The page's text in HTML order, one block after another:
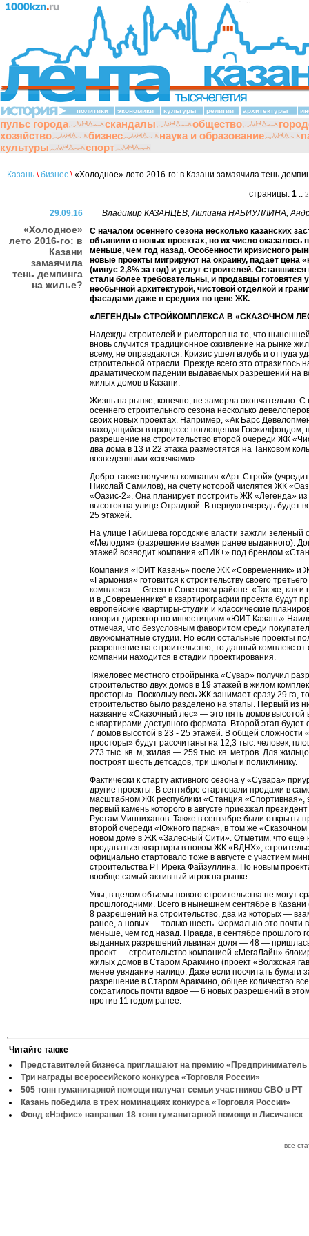
политики экономики культуры религии архитектуры
пульс города скандалы общество
хозяйство
бизнес наука и образование
культуры
спорт
Казань \ бизнес \«Холодное» лето 2016-го: в Казани замаячила тень
страницы: 1 :: 2
29.09.16
«Холодное»
лето 2016-го: в
Казани
замаячила
тень демпинга
на жилье?
Владимир КАЗАНЦЕВ, Лилиана НАБИУЛЛИНА,
С началом осеннего сезона несколько казанских
объявили о новых проектах, но их число оказалось
меньше, чем год назад. Особенности кризисного
новые проекты мигрируют на окраину, падает цена
(минус 2,8% за год) и услуг строителей. Оставшиеся
стали более требовательны, и продавцы готовятся
необычной архитектурой, чистовой отделкой и
фасадами даже в средних по цене ЖК.
«ЛЕГЕНДЫ» СТРОЙКОМПЛЕКСА В «СКАЗОЧНОМ
Надежды строителей и риелторов на то, что
вновь случится традиционное оживление на рынке
всему, не оправдаются. Кризис ушел вглубь и оттуда
строительной отрасли. Прежде всего это отразилось
драматическом падении выдаваемых разрешений на
жилых домов в Казани.
Жизнь на рынке, конечно, не замерла окончательно. С
осеннего строительного сезона несколько
своих новых проектах. Например, «Ак Барс
находящийся в процессе поглощения Госжилфондом,
разрешение на строительство второй очереди ЖК
два дома в 13 и 22 этажа разместятся на Танковом
возведенными «свечками».
Добро также получила компания «Арт-Строй»
Николай Самилов), на счету которой числятся ЖК
«Оазис-2». Она планирует построить ЖК «Легенда»
высоток на улице Отрадной. В первую очередь будет
25 этажей.
На улице Габишева городские власти зажгли зеленый
«Мелодия» (разрешение взамен ранее выданного).
этажей возводит компания «ПИК+» под брендом
Компания «ЮИТ Казань» после ЖК «Современник» и
«Гармония» готовится к строительству своего
комплекса — Green в Советском районе. «Так же, как и
и в „Современнике“ в квартирографии проекта будут
европейские квартиры-студии и классические
говорит директор по инвестициям «ЮИТ Казань»
отмечая, что безусловным фаворитом среди
двухкомнатные студии. Но если остальные проекты
разрешение на строительство, то данный комплекс от
компании находится в стадии проектирования.
Тяжеловес местного стройрынка «Сувар» получил
строительство двух домов в 19 этажей в жилом
просторы». Поскольку весь ЖК занимает сразу 29 га,
строительство было разделено на этапы. Первый из
название «Сказочный лес» — это пять домов высотой
с квартирами доступного формата. Второй этап будет
7 домов высотой в 23 - 25 этажей. В общей сложности
просторы» будут рассчитаны на 12,3 тыс. человек,
273 тыс. кв. м, жилая — 259 тыс. кв. метров. Для
построят шесть детсадов, три школы и поликлинику.
Фактически к старту активного сезона у «Сувара»
другие проекты. В сентябре стартовали продажи в
масштабном ЖК республики «Станция «Спортивная»,
первый камень которого в августе приезжал
Рустам Минниханов. Также в сентябре были открыты
второй очереди «Южного парка», в том же «Сказочном
новом доме в ЖК «Залесный Сити». Отметим, что еще
продаваться квартиры в новом ЖК «ВДНХ»,
официально стартовало тоже в августе с участием
строительства РТ Ирека Файзуллина. По новым
вообще самый активный игрок на рынке.
Увы, в целом объемы нового строительства не могут
прошлогодними. Всего в нынешнем сентябре в
8 разрешений на строительство, два из которых —
ранее, а новых — только шесть. Формально это почти
меньше, чем год назад. Правда, в сентябре прошлого
выданных разрешений львиная доля — 48 —
проект — строительство компанией «МегаЛайн»
жилых домов в Старом Аракчино (проект «Волжская
менее увядание налицо. Даже если посчитать бумаги
разрешение в Старом Аракчино, общее количество
сократилось почти вдвое — 6 новых разрешений в
против 11 годом ранее.
Читайте также
Представителей бизнеса приглашают на премию «Предприниматель
Три награды всероссийского конкурса «Торговля России»
505 тонн гуманитарной помощи получат семьи участников СВО в РТ
Казань победила в трех номинациях конкурса «Торговля России»
Фонд «Нэфис» направил 18 тонн гуманитарной помощи в Лисичанск
все